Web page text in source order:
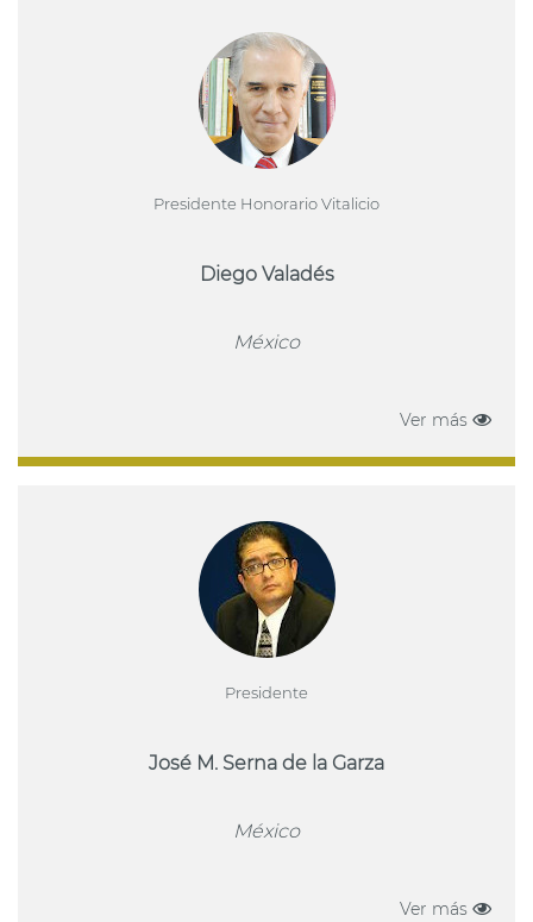
Presidente Honorario Vitalicio
Diego Valadés
México
Ver más
Presidente
José M. Serna de la Garza
México
Ver más